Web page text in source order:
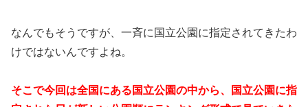
なんでもそうですが、一斉に国立公園に指定されてきたわ
けではないんですよね。
そこで今回は全国にある国立公園の中から、国立公園に指